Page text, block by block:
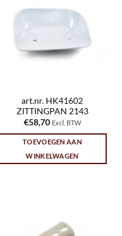
art.nr. HK41602
ZITTINGPAN 2143
€58,70 Excl. BTW
TOEVOEGEN AAN
WINKELWAGEN